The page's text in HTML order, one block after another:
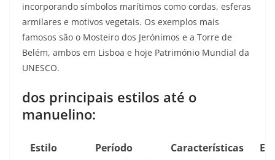
incorporando símbolos marítimos como cordas, esferas
armilares e motivos vegetais. Os exemplos mais
famosos são o Mosteiro dos Jerónimos e a Torre de
Belém, ambos em Lisboa e hoje Património Mundial da
UNESCO.​
dos principais estilos até o
manuelino:
Estilo
Período
Características